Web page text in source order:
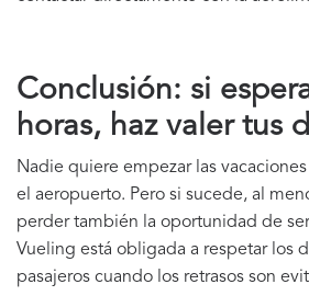
Conclusión: si
horas, haz valer tus
Nadie quiere empezar las
el aeropuerto. Pero si sucede, al
perder también la oportunidad de
Vueling está obligada a respetar los
pasajeros cuando los retrasos son